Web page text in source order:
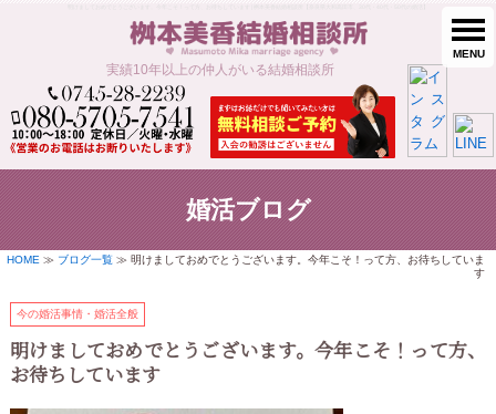
実績10年以上の仲人がいる結婚相談所
婚活ブログ
HOME ≫ ブログ一覧 ≫ 明けましておめでとうございます。今年こそ！って方、お待ちしていま
す
今の婚活事情・婚活全般
明けましておめでとうございます。今年こそ！って方、
お待ちしています
MENU